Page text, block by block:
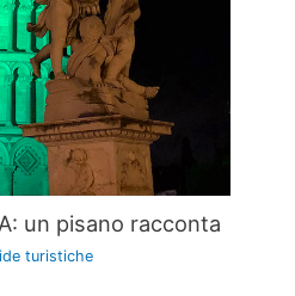
un pisano racconta
turistiche